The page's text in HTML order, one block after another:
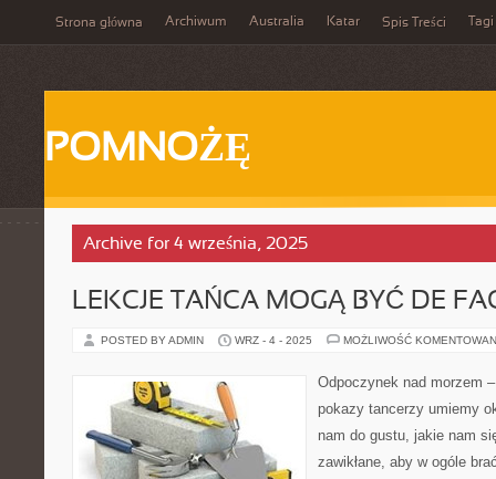
Strona główna Archiwum Australia Katar Spis Treści Tagi
POMNOŻĘ
Archive for 4 września, 2025
LEKCJE TAŃCA MOGĄ BYĆ DE
POSTED BY ADMIN WRZ - 4 - 2025 MOŻLIWOŚĆ
Odpoczynek nad morzem
pokazy tancerzy umiemy
nam do gustu, jakie nam
zawikłane, aby w ogóle